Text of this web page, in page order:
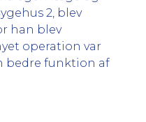
2, blev
han blev
operation var
bedre funktion af